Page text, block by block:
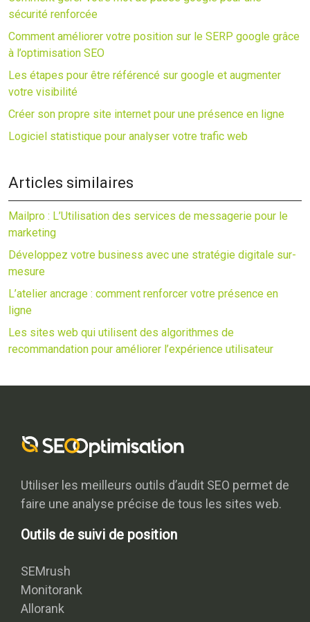
sécurité renforcée
Comment améliorer votre position sur le SERP google grâce
à l’optimisation SEO
Les étapes pour être référencé sur google et augmenter
votre visibilité
Créer son propre site internet pour une présence en ligne
Logiciel statistique pour analyser votre trafic web
Articles similaires
Mailpro : L’Utilisation des services de messagerie pour le
marketing
Développez votre business avec une stratégie digitale sur-
mesure
L’atelier ancrage : comment renforcer votre présence en
ligne
Les sites web qui utilisent des algorithmes de
recommandation pour améliorer l’expérience utilisateur
Utiliser les meilleurs outils d’audit SEO permet de
faire une analyse précise de tous les sites web.
Outils de suivi de position
SEMrush
Monitorank
Allorank